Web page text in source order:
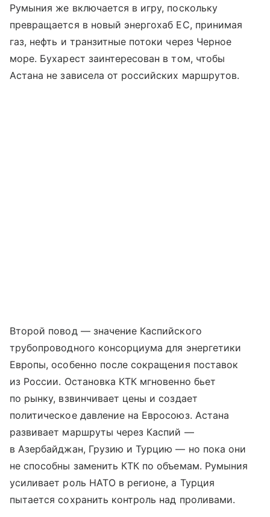
Румыния же включается в игру, поскольку
превращается в новый энергохаб ЕС, принимая
газ, нефть и транзитные потоки через Черное
море. Бухарест заинтересован в том, чтобы
Астана не зависела от российских маршрутов.
Второй повод — значение Каспийского
трубопроводного консорциума для энергетики
Европы, особенно после сокращения поставок
из России. Остановка КТК мгновенно бьет
по рынку, взвинчивает цены и создает
политическое давление на Евросоюз. Астана
развивает маршруты через Каспий —
в Азербайджан, Грузию и Турцию — но пока они
не способны заменить КТК по объемам. Румыния
усиливает роль НАТО в регионе, а Турция
пытается сохранить контроль над проливами.